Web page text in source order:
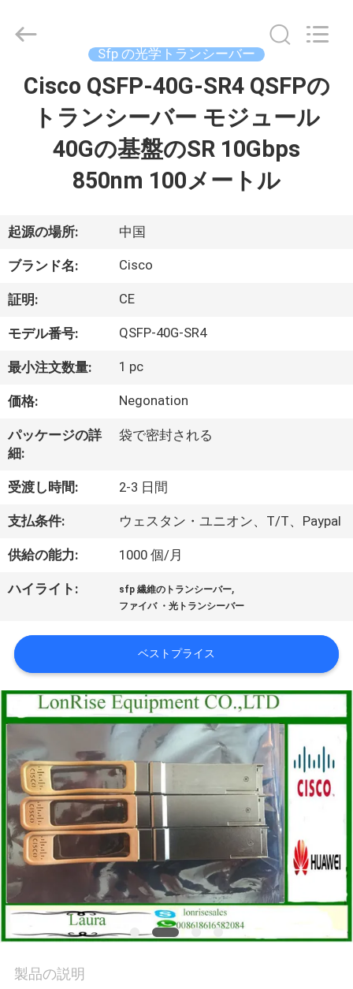
ビ
デ
オ
わ
た
し
に
つ
い
工
場
ツ
ア
ー
品
質
管
理
Sfp の光学トランシーバー
Cisco QSFP-40G-SR4 QSFPの
トランシーバー モジュール
40Gの基盤のSR 10Gbps
850nm 100メートル
起源の場所: 中国
ブランド名: Cisco
証明: CE
モデル番号: QSFP-40G-SR4
最小注文数量: 1 pc
価格: Negonation
パッケージの詳
細:
袋で密封される
受渡し時間: 2-3 日間
支払条件: ウェスタン・ユニオン、T/T、Paypal
供給の能力: 1000 個/月
ハイライト: sfp 繊維のトランシーバー,
ファイバ ・光トランシーバー
ベストプライス
製品の説明